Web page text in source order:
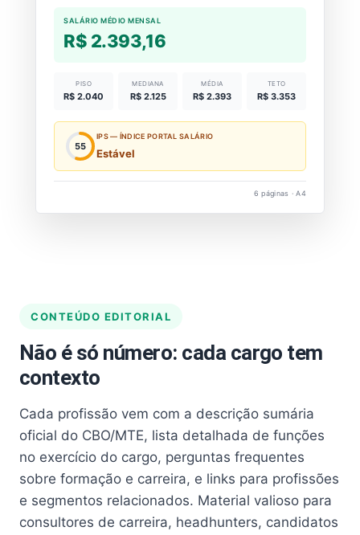
SALÁRIO MÉDIO MENSAL
R$ 2.393,16
PISO
R$ 2.040
MEDIANA
R$ 2.125
MÉDIA
R$ 2.393
TETO
R$ 3.353
55
IPS — ÍNDICE PORTAL SALÁRIO
Estável
6 páginas · A4
CONTEÚDO EDITORIAL
Não é só número: cada cargo tem
contexto
Cada profissão vem com a descrição sumária
oficial do CBO/MTE, lista detalhada de funções
no exercício do cargo, perguntas frequentes
sobre formação e carreira, e links para profissões
e segmentos relacionados. Material valioso para
consultores de carreira, headhunters, candidatos